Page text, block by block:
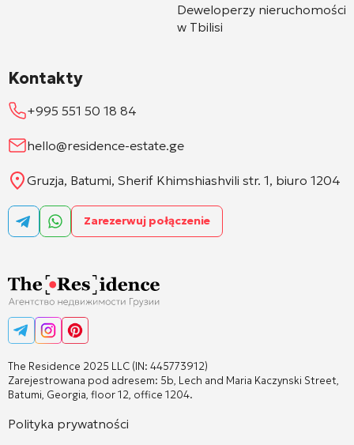
The Residence 2025 LLC (IN: 445773912)
Zarejestrowana pod adresem: 5b, Lech and Maria Kaczynski Street,
Batumi, Georgia, floor 12, office 1204.
Polityka prywatności
Deweloperzy nieruchomości
w Tbilisi
Kontakty
+995 551 50 18 84
hello@residence-estate.ge
Gruzja, Batumi, Sherif Khimshiashvili str. 1, biuro 1204
Zarezerwuj połączenie